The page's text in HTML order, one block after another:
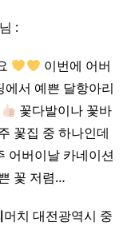
:
이번에 어버
에서 예쁜 달항아리
꽃다발이나 꽃바
꽃집 중 하나인데
어버이날 카네이션
꽃 저렴…
머치 대전광역시 중